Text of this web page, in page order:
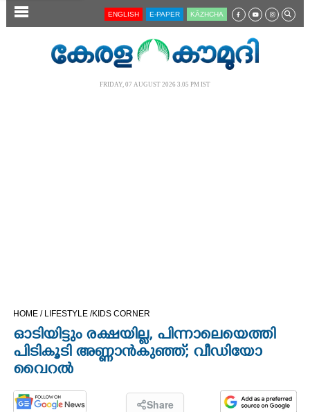
SECTIONS
OPINION
PHOTOS
ENGLISH E-PAPER KĀZHCHA
FRIDAY, 07 AUGUST 2026 3.05 PM IST
HOME / LIFESTYLE /KIDS CORNER
ഓടിയിട്ടും രക്ഷയില്ല, പിന്നാലെയെത്തി
പിടികൂടി അണ്ണാൻകുഞ്ഞ്; വീഡിയോ
വൈറൽ
Share